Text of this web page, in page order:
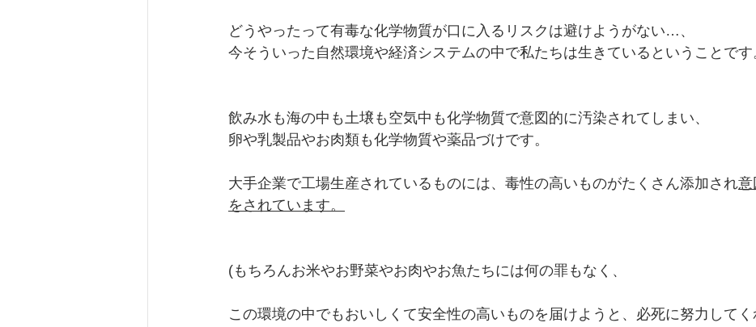
どうやったって有毒な化学物質が口に入るリスクは避けようがない…、
今そういった自然環境や経済システムの中で私たちは生きているということです
飲み水も海の中も土壌も空気中も化学物質で意図的に汚染されてしまい、
卵や乳製品やお肉類も化学物質や薬品づけです。
大手企業で工場生産されているものには、毒性の高いものがたくさん添加され意
をされています。
(もちろんお米やお野菜やお肉やお魚たちには何の罪もなく、
この環境の中でもおいしくて安全性の高いものを届けようと、必死に努力して